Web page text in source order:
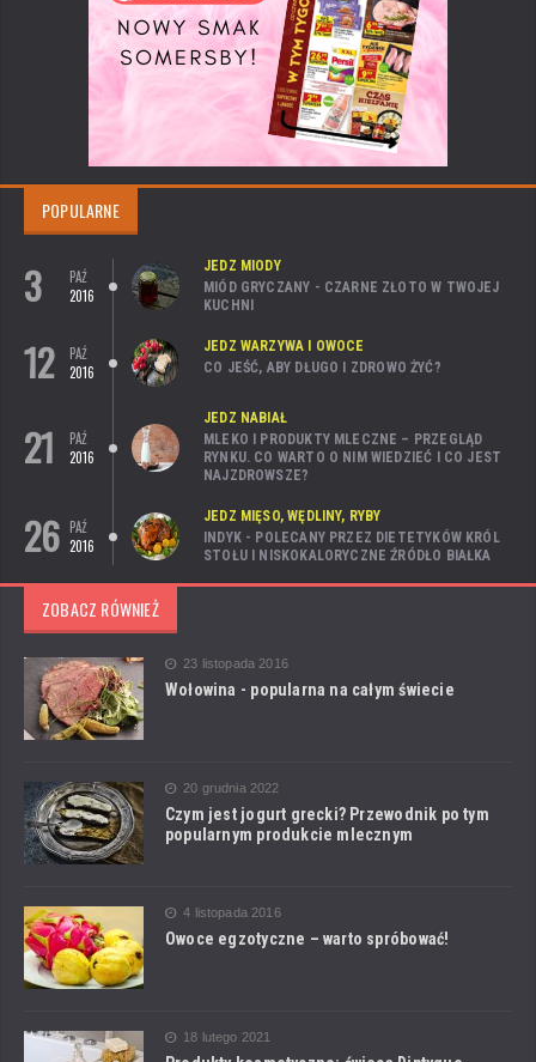
POPULARNE
3
PAŹ
2016
JEDZ MIODY
MIÓD GRYCZANY - CZARNE ZŁOTO W TWOJEJ
KUCHNI
12
PAŹ
2016
JEDZ WARZYWA I OWOCE
CO JEŚĆ, ABY DŁUGO I ZDROWO ŻYĆ?
21
PAŹ
2016
JEDZ NABIAŁ
MLEKO I PRODUKTY MLECZNE – PRZEGLĄD
RYNKU. CO WARTO O NIM WIEDZIEĆ I CO JEST
NAJZDROWSZE?
26 PAŹ
2016
JEDZ MIĘSO, WĘDLINY, RYBY
INDYK - POLECANY PRZEZ DIETETYKÓW KRÓL
STOŁU I NISKOKALORYCZNE ŹRÓDŁO BIAŁKA
ZOBACZ RÓWNIEŻ
23 listopada 2016
Wołowina - popularna na całym świecie
20 grudnia 2022
Czym jest jogurt grecki? Przewodnik po tym
popularnym produkcie mlecznym
4 listopada 2016
Owoce egzotyczne – warto spróbować!
18 lutego 2021